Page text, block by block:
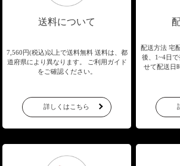
送料について
7,560円(税込)以上で送料無料送料は、都
道府県により異なります。
ご利用ガイド
をご確認ください。
詳しくはこちら
配送方法 宅
後、1~4日で
せて配送日